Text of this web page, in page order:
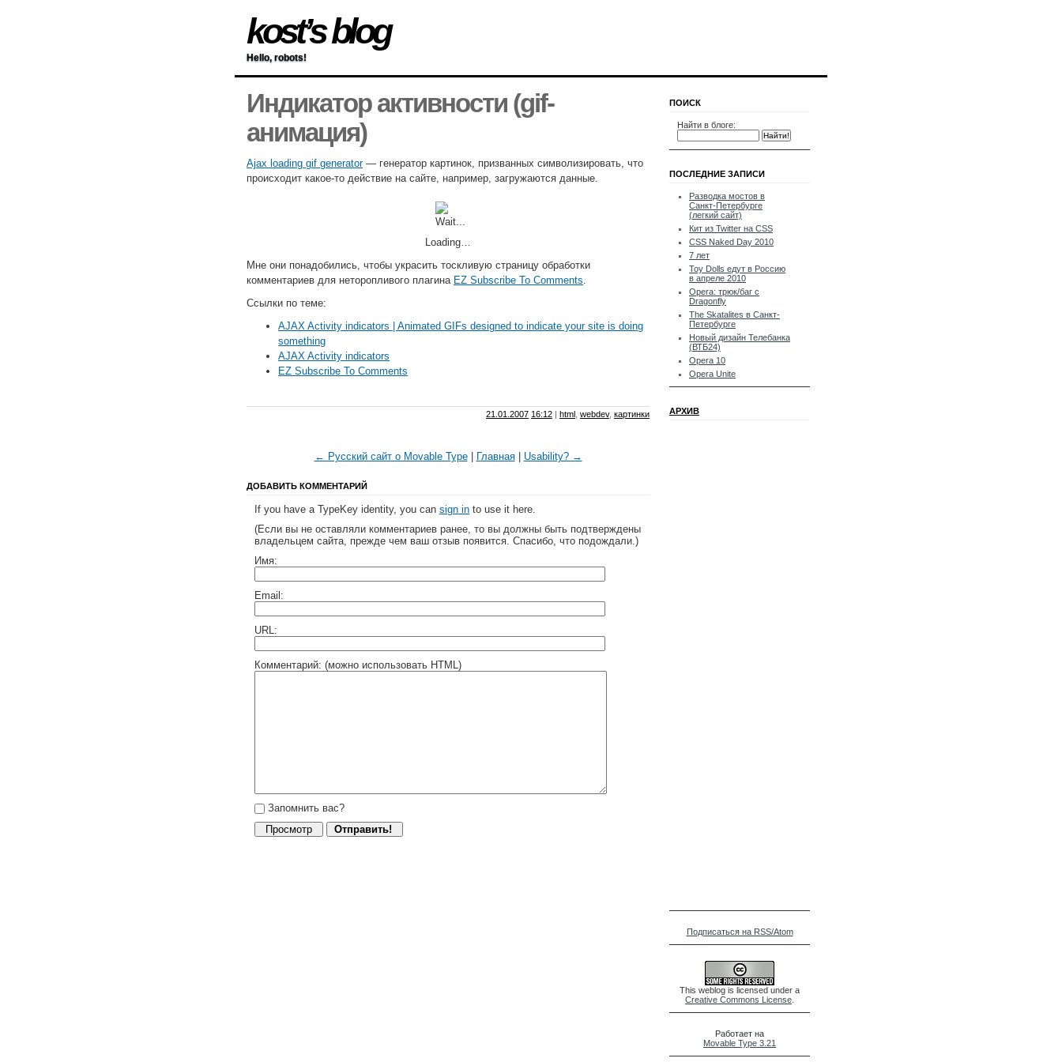
kost’s blog
Hello, robots!
Индикатор активности (gif-
анимация)
Ajax loading gif generator— генератор картинок, призванных символизировать, что
происходит какое-то действие на сайте, например, загружаются данные.
Loading…
Мне они понадобились, чтобы украсить тоскливую страницу обработки
комментариев для неторопливого плагина EZ Subscribe To Comments.
Ссылки по теме:
AJAX Activity indicators | Animated GIFs designed to indicate your site is doing
something
AJAX Activity indicators
EZ Subscribe To Comments
21.01.2007 16:12 | html webdev, картинки
← Русский сайт о Movable Type| Главная| Usability? →
ДОБАВИТЬ КОММЕНТАРИЙ
If you have a TypeKey identity, you can sign in to use it here.
(Если вы не оставляли комментариев ранее, то вы должны быть подтверждены
владельцем сайта, прежде чем ваш отзыв появится. Спасибо, что подождали.)
Имя:
Email:
URL:
Комментарий: (можно использовать HTML)
Запомнить вас?
ПОИСК
Найти в блоге:
ПОСЛЕДНИЕ ЗАПИСИ
Разводка мостов в
Санкт-Петербурге
(легкий сайт)
Кит из Twitter на CSS
CSS Naked Day 2010
7 лет
Toy Dolls едут в Россию
в апреле 2010
Opera: трюк/баг с
Dragonfly
The Skatalites в Санкт-
Петербурге
Новый дизайн Телебанка
(ВТБ24)
Opera 10
Opera Unite
АРХИВ
Подписаться на RSS/Atom
This weblog is licensed under a
Creative Commons License
Работает на
Movable Type 3.21